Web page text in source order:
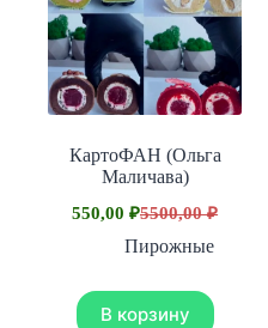
КартоФАН (Ольга
Маличава)
5500,00₽
Первоначальная
цена
составляла
5500,00 ₽.
550,00₽Текущая
цена:
Пирожные
В корзину